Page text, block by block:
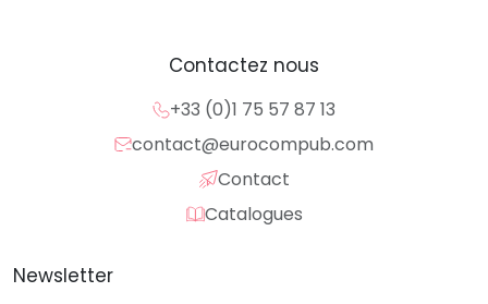
Contactez nous
+33 (0)1 75 57 87 13
contact@eurocompub.com
Contact
Catalogues
Newsletter